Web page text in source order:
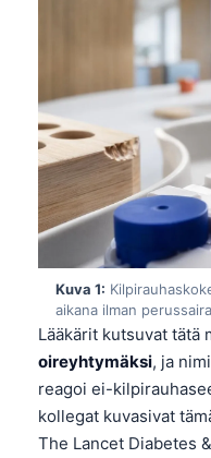
Kuva 1:
aikana ilman
Lääkärit kutsuvat tätä
oireyhtymäksi, ja
reagoi ei-
kollegat kuvasivat
The Lancet Diabetes